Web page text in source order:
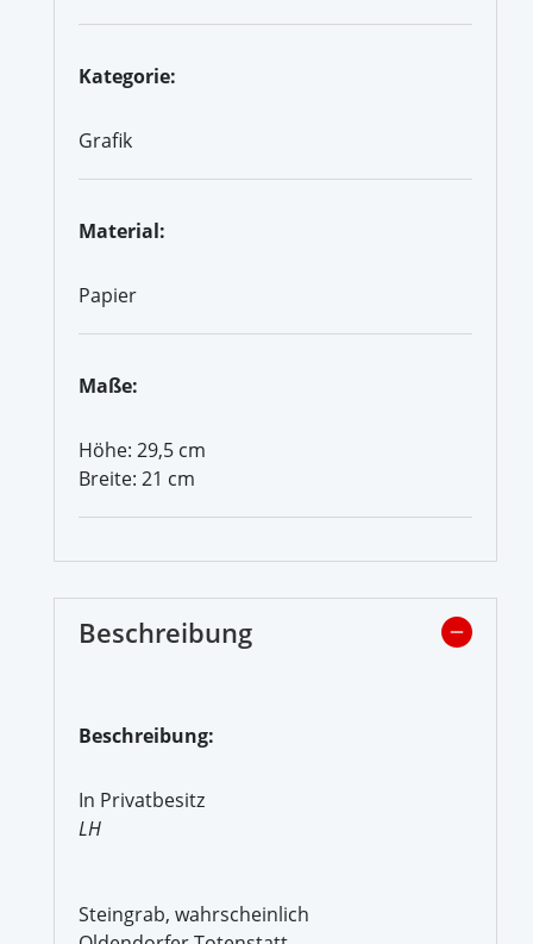
Kategorie:
Grafik
Material:
Papier
Maße:
Höhe: 29,5 cm
Breite: 21 cm
Beschreibung
Beschreibung:
In Privatbesitz
LH
Steingrab, wahrscheinlich